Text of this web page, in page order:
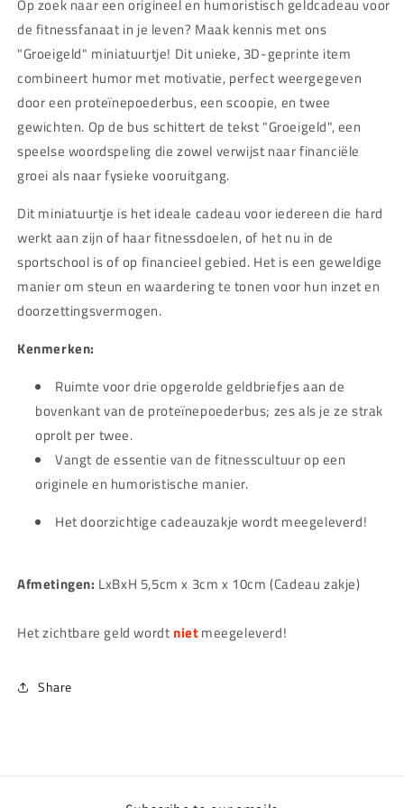
Op zoek naar een origineel en humoristisch geldcadeau voor
de fitnessfanaat in je leven? Maak kennis met ons
"Groeigeld" miniatuurtje! Dit unieke, 3D-geprinte item
combineert humor met motivatie, perfect weergegeven
door een proteïnepoederbus, een scoopie, en twee
gewichten. Op de bus schittert de tekst "Groeigeld", een
speelse woordspeling die zowel verwijst naar financiële
groei als naar fysieke vooruitgang.
Dit miniatuurtje is het ideale cadeau voor iedereen die hard
werkt aan zijn of haar fitnessdoelen, of het nu in de
sportschool is of op financieel gebied. Het is een geweldige
manier om steun en waardering te tonen voor hun inzet en
doorzettingsvermogen.
Kenmerken:
Ruimte voor drie opgerolde geldbriefjes aan de
bovenkant van de proteïnepoederbus; zes als je ze strak
oprolt per twee.
Vangt de essentie van de fitnesscultuur op een
originele en humoristische manier.
Het doorzichtige cadeauzakje wordt meegeleverd!
Afmetingen: LxBxH 5,5cm x 3cm x 10cm (Cadeau zakje)
Het zichtbare geld wordt niet meegeleverd!
Share